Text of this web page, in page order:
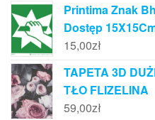
Printima Znak
Dostęp
15,00zł
TAPETA 3D
TŁO FLIZELINA
59,00zł